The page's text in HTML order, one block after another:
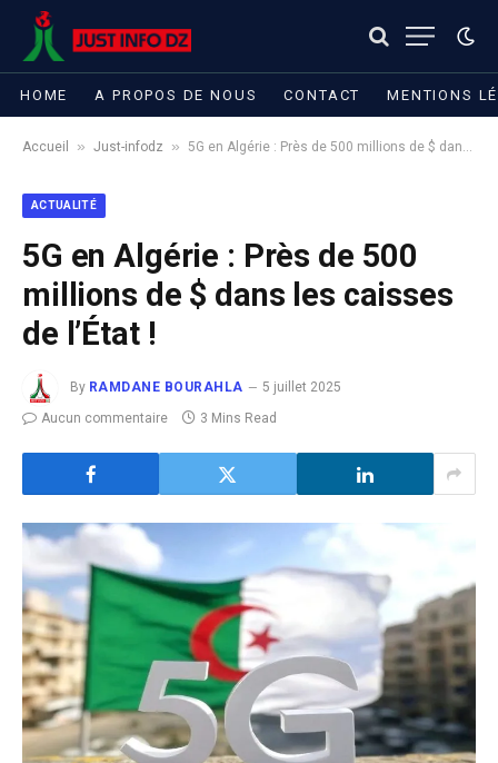
HOME A PROPOS DE NOUS CONTACT MENTIONS
Accueil » Just-infodz » 5G en Algérie : Près de 500 millions de $ dans les caisses de l’État !
ACTUALITÉ
5G en Algérie : Près de 500
millions de $ dans les caisses
de l’État !
By RAMDANE BOURAHLA
5 juillet 2025
Aucun commentaire
3 Mins Read